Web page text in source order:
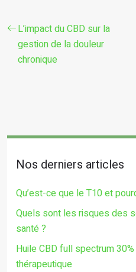
L’impact du CBD sur la
gestion de la douleur
chronique
Nos derniers articles
Qu’est-ce que le T10 et
Quels sont les risques des
santé ?
Huile CBD full spectrum
thérapeutique